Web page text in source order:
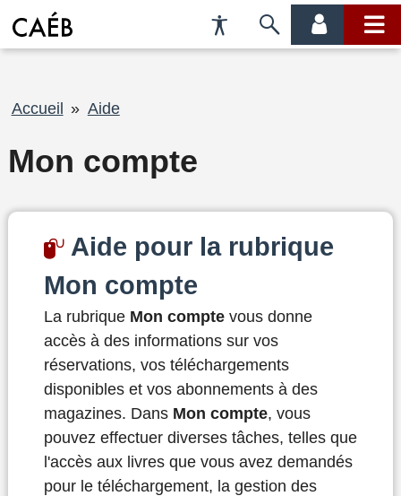
Préférences
d'accessibilité
Passer
menu
menu
Fil
Accueil Aide
Mon compte
Aide pour la rubrique
Mon compte
La rubrique Mon compte vous donne
accès à des informations sur vos
réservations, vos téléchargements
disponibles et vos abonnements à des
magazines. Dans Mon compte, vous
pouvez effectuer diverses tâches, telles que
l'accès aux livres que vous avez demandés
pour le téléchargement, la gestion des